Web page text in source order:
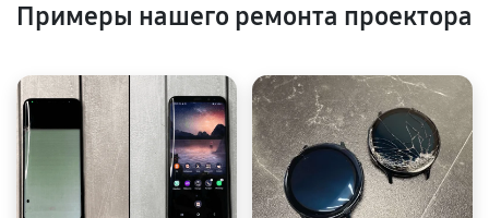
Примеры нашего ремонта проектора